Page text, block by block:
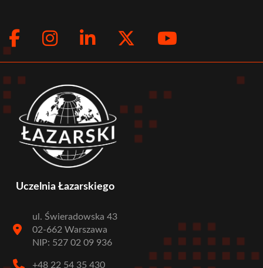
Social
menu
Facebook
Instagram
LinkedInTwitter
Uczelnia Łazarskiego
ul. Świeradowska 43
02-662 Warszawa
NIP: 527 02 09 936
+48 22 54 35 430